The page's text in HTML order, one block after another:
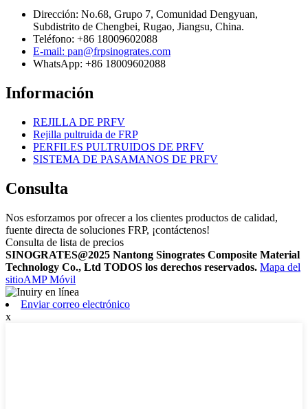
Dirección: No.68, Grupo 7, Comunidad Dengyuan,
Subdistrito de Chengbei, Rugao, Jiangsu, China.
Teléfono: +86 18009602088
E-mail: pan@frpsinogrates.com
WhatsApp: +86 18009602088
Información
REJILLA DE PRFV
Rejilla pultruida de FRP
PERFILES PULTRUIDOS DE PRFV
SISTEMA DE PASAMANOS DE PRFV
Consulta
Nos esforzamos por ofrecer a los clientes productos de calidad,
fuente directa de soluciones FRP, ¡contáctenos!
Consulta de lista de precios
SINOGRATES@2025 Nantong Sinogrates Composite Material
Technology Co., Ltd TODOS los derechos reservados. Mapa del
sitioAMP Móvil
Enviar correo electrónico
x